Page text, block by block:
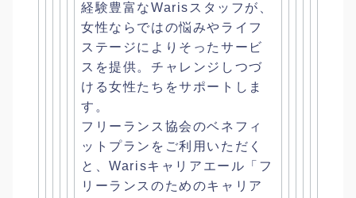
経験豊富なWarisスタ ッフが、
女性ならではの悩みやライフ
ステージによりそったサービ
スを提供。チャレンジしつづ
ける女性たちをサポートしま
す。
フリーランス協会のベネフィ
ットプランをご利用いただく
と、Warisキャリアエール「フ
リーランスのためのキャリア